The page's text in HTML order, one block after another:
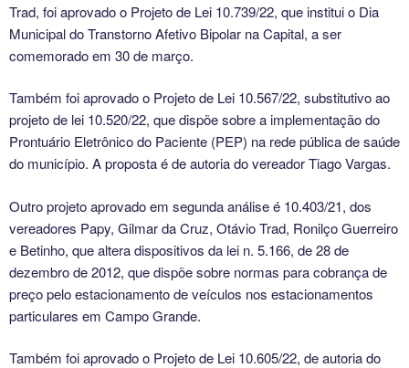
Trad, foi aprovado o Projeto de Lei 10.739/22, que institui o Dia
Municipal do Transtorno Afetivo Bipolar na Capital, a ser
comemorado em 30 de março.
Também foi aprovado o Projeto de Lei 10.567/22, substitutivo ao
projeto de lei 10.520/22, que dispõe sobre a implementação do
Prontuário Eletrônico do Paciente (PEP) na rede pública de saúde
do município. A proposta é de autoria do vereador Tiago Vargas.
Outro projeto aprovado em segunda análise é 10.403/21, dos
vereadores Papy, Gilmar da Cruz, Otávio Trad, Ronilço Guerreiro
e Betinho, que altera dispositivos da lei n. 5.166, de 28 de
dezembro de 2012, que dispõe sobre normas para cobrança de
preço pelo estacionamento de veículos nos estacionamentos
particulares em Campo Grande.
Também foi aprovado o Projeto de Lei 10.605/22, de autoria do